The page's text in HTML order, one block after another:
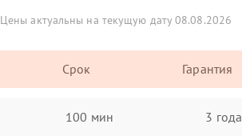
Цены актуальны на текущую дату 08.08.2026
Срок Гарантия
100 мин 3 года